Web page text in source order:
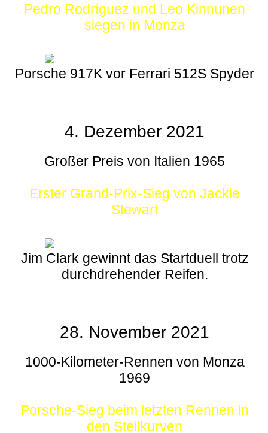
Pedro Rodríguez und Leo Kinnunen
siegen in Monza
Porsche 917K vor Ferrari 512S Spyder
4. Dezember 2021
Großer Preis von Italien 1965
Erster Grand-Prix-Sieg von Jackie
Stewart
Jim Clark gewinnt das Startduell trotz
durchdrehender Reifen.
28. November 2021
1000-Kilometer-Rennen von Monza
1969
Porsche-Sieg beim letzten Rennen in
den Steilkurven